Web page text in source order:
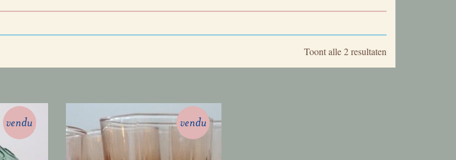
Toont alle 2 resultaten
op
vendu vendu